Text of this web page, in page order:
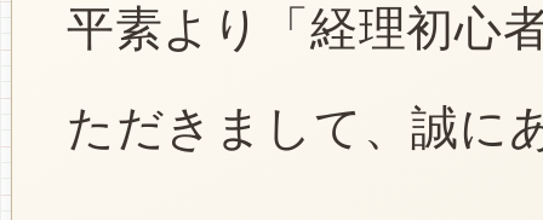
平素より「経理初心
ただきまして、誠に